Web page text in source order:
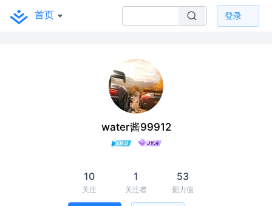
首页 登录
water酱99912
10
关注
1
关注者
53
掘力值